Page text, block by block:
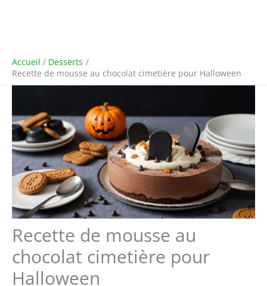
Accueil
Desserts
Recette de mousse au chocolat cimetière pour Halloween
Recette de mousse au
chocolat cimetière pour
Halloween